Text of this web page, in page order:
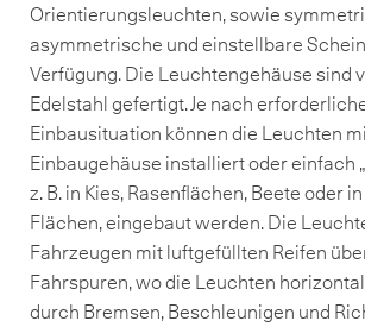
Orientierungsleuchten, sowie
asymmetrische und einstellbare
Verfügung. Die Leuchtengehäuse sind
Edelstahl gefertigt. Je nach
Einbausituation können die Leuchten
Einbaugehäuse installiert oder einfach
z. B. in Kies, Rasenflächen, Beete oder
Flächen, eingebaut werden. Die
Fahrzeugen mit luftgefüllten Reifen
Fahrspuren, wo die Leuchten
durch Bremsen, Beschleunigen und